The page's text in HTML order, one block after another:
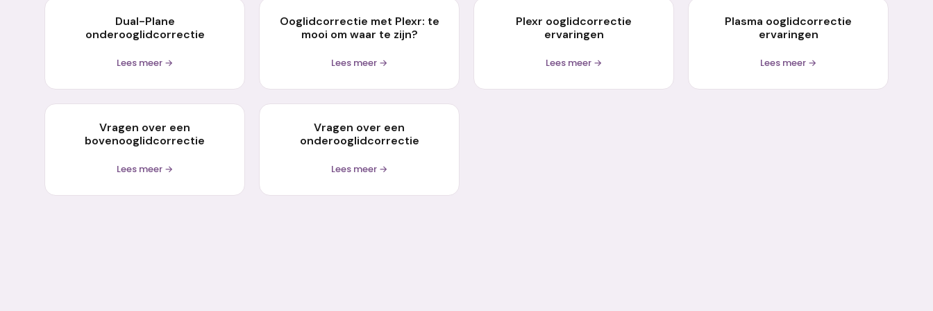
Dual-Plane
onderooglidcorrectie
Lees meer →
Ooglidcorrectie met Plexr: te
mooi om waar te zijn?
Lees meer →
Plexr ooglidcorrectie
ervaringen
Lees meer →
Plasma ooglidcorrectie
ervaringen
Lees meer →
Vragen over een
bovenooglidcorrectie
Lees meer →
Vragen over een
onderooglidcorrectie
Lees meer →